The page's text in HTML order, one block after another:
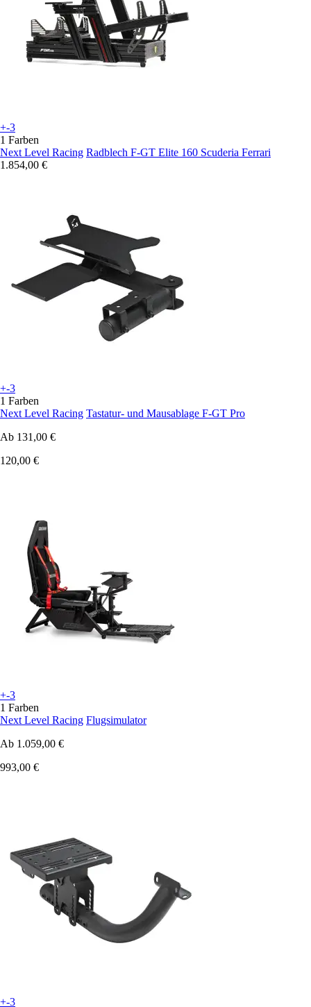
+-3
1 Farben
Next Level Racing Radblech F-GT Elite 160 Scuderia Ferrari
1.854,00 €
+-3
1 Farben
Next Level Racing Tastatur- und Mausablage F-GT Pro
Ab 131,00 €
120,00 €
+-3
1 Farben
Next Level Racing Flugsimulator
Ab 1.059,00 €
993,00 €
+-3